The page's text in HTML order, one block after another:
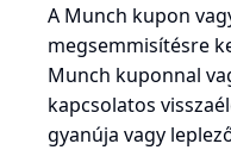
A Munch kupon
megsemmisítésre
Munch kuponnal
kapcsolatos
gyanúja vagy